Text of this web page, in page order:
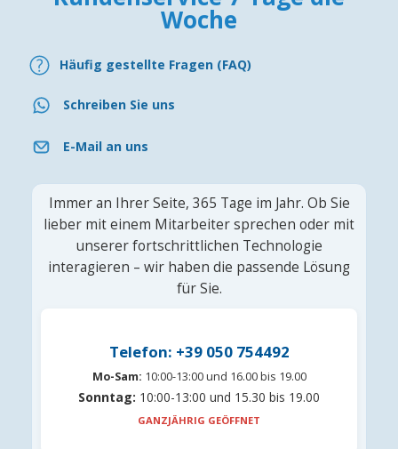
Woche
Häufig gestellte Fragen (FAQ)
Schreiben Sie uns
E-Mail an uns
Immer an Ihrer Seite, 365 Tage im Jahr. Ob Sie
lieber mit einem Mitarbeiter sprechen oder mit
unserer fortschrittlichen Technologie
interagieren – wir haben die passende Lösung
für Sie.
Telefon: +39 050 754492
Mo-Sam: 10:00-13:00 und 16.00 bis 19.00
Sonntag: 10:00-13:00 und 15.30 bis 19.00
GANZJÄHRIG GEÖFFNET